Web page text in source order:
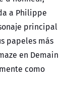
a Philippe
principal
papeles más
en Demain
como